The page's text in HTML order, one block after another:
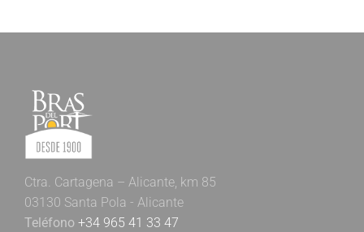
Ctra. Cartagena – Alicante, km 85
03130 Santa Pola - Alicante
Teléfono +34 965 41 33 47